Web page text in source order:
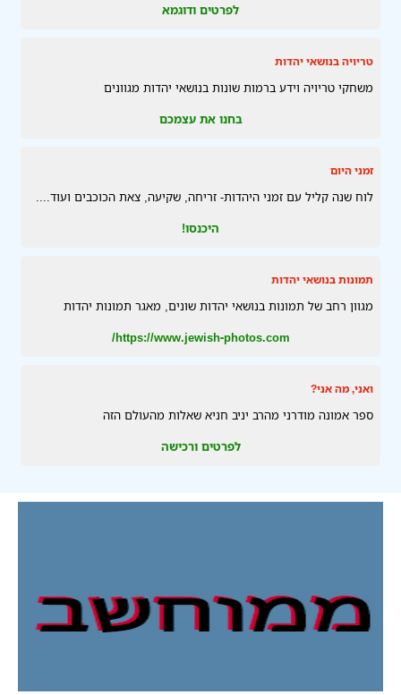
לפרטים ודוגמא
טריויה בנושאי יהדות
משחקי טריויה וידע ברמות שונות בנושאי יהדות מגוונים
בחנו את עצמכם
זמני היום
לוח שנה קליל עם זמני היהדות- זריחה, שקיעה, צאת הכוכבים ועוד....
היכנסו!
תמונות בנושאי יהדות
מגוון רחב של תמונות בנושאי יהדות שונים, מאגר תמונות יהדות
https://www.jewish-photos.com/
ואני, מה אני?
ספר אמונה מודרני מהרב יניב חניא שאלות מהעולם הזה
לפרטים ורכישה